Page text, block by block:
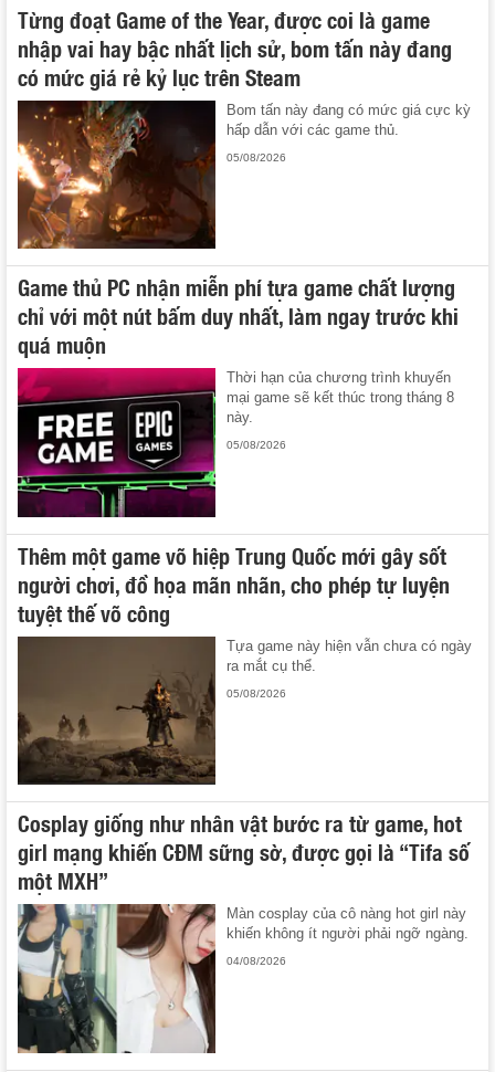
Từng đoạt Game of the Year, được coi là game
nhập vai hay bậc nhất lịch sử, bom tấn này đang
có mức giá rẻ kỷ lục trên Steam
Bom tấn này đang có mức giá cực kỳ
hấp dẫn với các game thủ.
05/08/2026
Game thủ PC nhận miễn phí tựa game chất lượng
chỉ với một nút bấm duy nhất, làm ngay trước khi
quá muộn
Thời hạn của chương trình khuyến
mại game sẽ kết thúc trong tháng 8
này.
05/08/2026
Thêm một game võ hiệp Trung Quốc mới gây sốt
người chơi, đồ họa mãn nhãn, cho phép tự luyện
tuyệt thế võ công
Tựa game này hiện vẫn chưa có ngày
ra mắt cụ thể.
05/08/2026
Cosplay giống như nhân vật bước ra từ game, hot
girl mạng khiến CĐM sững sờ, được gọi là “Tifa số
một MXH”
Màn cosplay của cô nàng hot girl này
khiến không ít người phải ngỡ ngàng.
04/08/2026